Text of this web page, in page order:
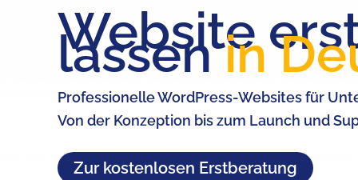
Website
lassen in
Professionelle WordPress-Websites für
Von der Konzeption bis zum Launch und
Zur kostenlosen Erstberatung